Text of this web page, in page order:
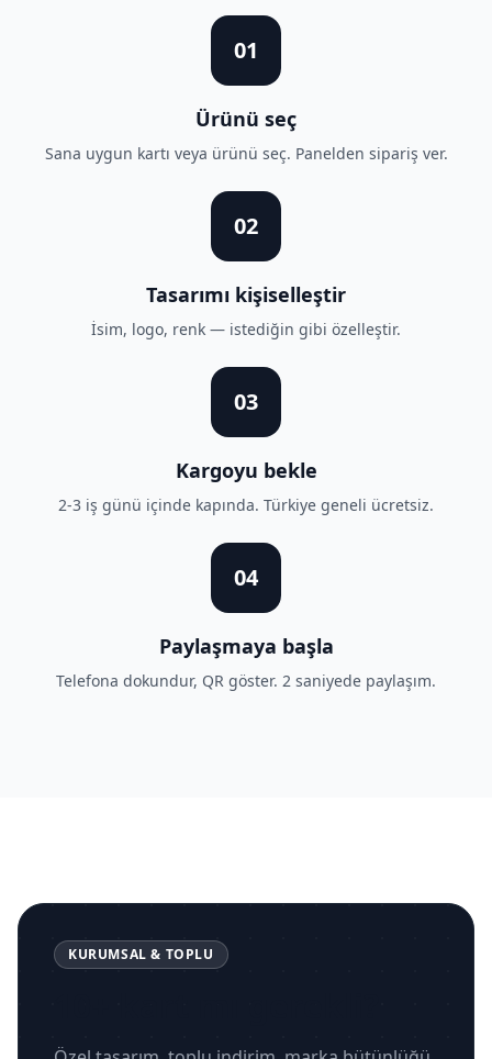
01
Ürünü seç
Sana uygun kartı veya ürünü seç. Panelden sipariş ver.
02
Tasarımı kişiselleştir
İsim, logo, renk — istediğin gibi özelleştir.
03
Kargoyu bekle
2-3 iş günü içinde kapında. Türkiye geneli ücretsiz.
04
Paylaşmaya başla
Telefona dokundur, QR göster. 2 saniyede paylaşım.
KURUMSAL & TOPLU